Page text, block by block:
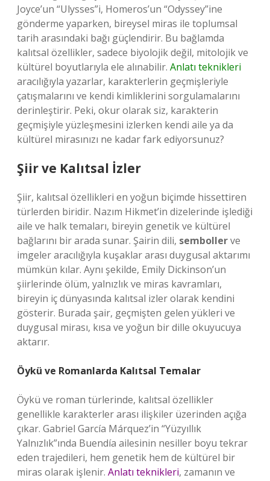
Joyce’un “Ulysses”i, Homeros’un “Odyssey”ine
gönderme yaparken, bireysel miras ile toplumsal
tarih arasındaki bağı güçlendirir. Bu bağlamda
kalıtsal özellikler, sadece biyolojik değil, mitolojik ve
kültürel boyutlarıyla ele alınabilir. Anlatı teknikleri
aracılığıyla yazarlar, karakterlerin geçmişleriyle
çatışmalarını ve kendi kimliklerini sorgulamalarını
derinleştirir. Peki, okur olarak siz, karakterin
geçmişiyle yüzleşmesini izlerken kendi aile ya da
kültürel mirasınızı ne kadar fark ediyorsunuz?
Şiir ve Kalıtsal İzler
Şiir, kalıtsal özellikleri en yoğun biçimde hissettiren
türlerden biridir. Nazım Hikmet’in dizelerinde işlediği
aile ve halk temaları, bireyin genetik ve kültürel
bağlarını bir arada sunar. Şairin dili, sembollerve
imgeler aracılığıyla kuşaklar arası duygusal aktarımı
mümkün kılar. Aynı şekilde, Emily Dickinson’un
şiirlerinde ölüm, yalnızlık ve miras kavramları,
bireyin iç dünyasında kalıtsal izler olarak kendini
gösterir. Burada şair, geçmişten gelen yükleri ve
duygusal mirası, kısa ve yoğun bir dille okuyucuya
aktarır.
Öykü ve Romanlarda Kalıtsal Temalar
Öykü ve roman türlerinde, kalıtsal özellikler
genellikle karakterler arası ilişkiler üzerinden açığa
çıkar. Gabriel García Márquez’in “Yüzyıllık
Yalnızlık”ında Buendía ailesinin nesiller boyu tekrar
eden trajedileri, hem genetik hem de kültürel bir
miras olarak işlenir. Anlatı teknikleri, zamanın ve